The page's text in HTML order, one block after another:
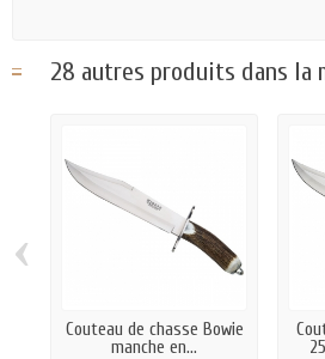
28 autres produits dans la
Couteau de chasse Bowie
manche en...
‹